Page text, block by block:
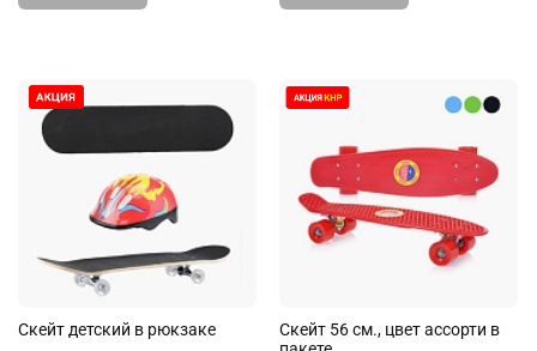
Скейт детский в рюкзаке
Скейт 56 см., цвет ассорти в